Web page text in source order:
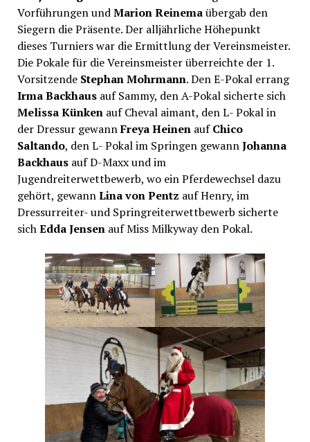
Vorführungen undMarion Reinemaübergab den
Siegern die Präsente. Der alljährliche Höhepunkt
dieses Turniers war die Ermittlung der Vereinsmeister.
Die Pokale für die Vereinsmeister überreichte der 1.
Vorsitzende Stephan Mohrmann. Den E-Pokal errang
Irma Backhausauf Sammy, den A-Pokal sicherte sich
Melissa Künken auf Cheval aimant, den L- Pokal in
der Dressur gewannFreya HeinenaufChico
Saltando, den L- Pokal im Springen gewannJohanna
Backhaus auf D-Maxx und im
Jugendreiterwettbewerb, wo ein Pferdewechsel dazu
gehört, gewannLina von Pentz auf Henry, im
Dressurreiter- und Springreiterwettbewerb sicherte
sichEdda Jensen auf Miss Milkyway den Pokal.